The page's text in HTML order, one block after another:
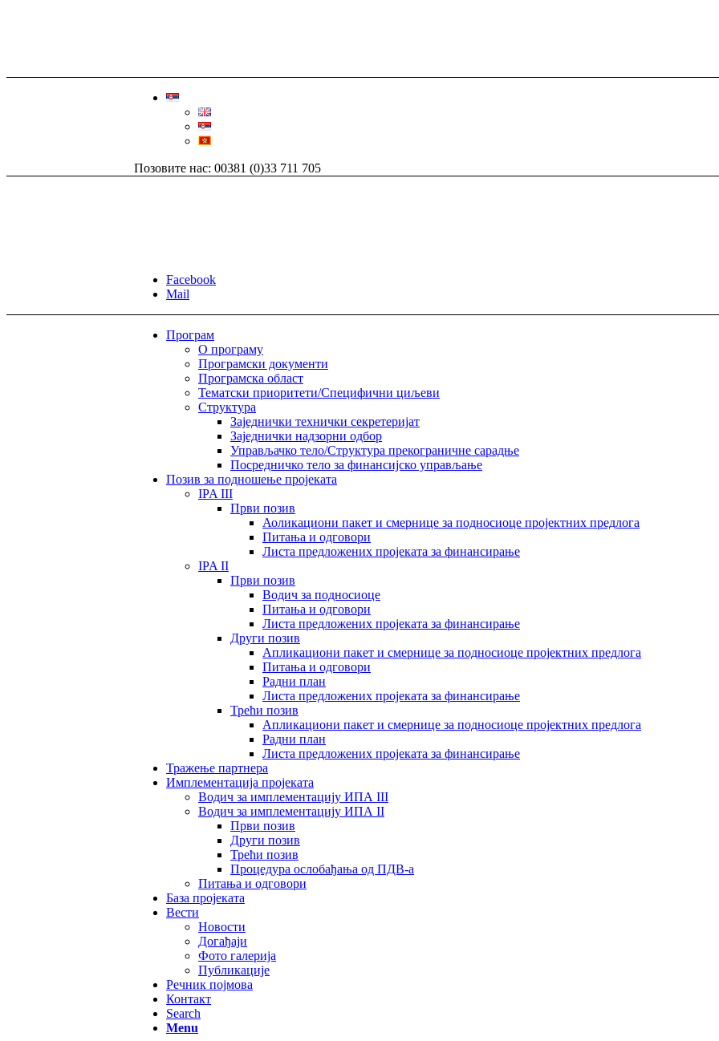
Позовите нас: 00381 (0)33 711 705
Facebook
Mail
Програм
О програму
Програмски документи
Програмска област
Тематски приоритети/Специфични циљеви
Структура
Заједнички технички секретеријат
Заједнички надзорни одбор
Управљачко тело/Структура прекограничне сарадње
Посредничко тело за финансијско управљање
Позив за подношење пројеката
IPA III
Први позив
Аоликациони пакет и смернице за подносиоце пројектних предлога
Питања и одговори
Листа предложених пројеката за финансирање
IPA II
Први позив
Водич за подносиоце
Питања и одговори
Листа предложених пројеката за финансирање
Други позив
Апликациони пакет и смернице за подносиоце пројектних предлога
Питања и одговори
Радни план
Листа предложених пројеката за финансирање
Трећи позив
Апликациони пакет и смернице за подносиоце пројектних предлога
Радни план
Листа предложених пројеката за финансирање
Тражење партнера
Имплементација пројеката
Водич за имплементацију ИПА III
Водич за имплементацију ИПА II
Први позив
Други позив
Трећи позив
Процедура ослобађања од ПДВ-а
Питања и одговори
База пројеката
Вести
Новости
Догађаји
Фото галерија
Публикације
Речник појмова
Контакт
Search
Menu